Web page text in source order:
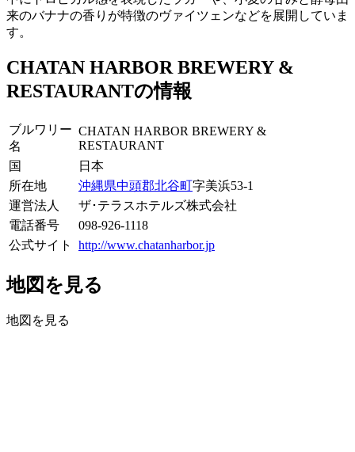
来のバナナの香りが特徴のヴァイツェンなどを展開していま
す。
CHATAN HARBOR BREWERY &
RESTAURANTの情報
ブルワリー
名
CHATAN HARBOR BREWERY &
RESTAURANT
国
日本
所在地
沖縄県中頭郡北谷町字美浜53-1
運営法人
ザ･テラスホテルズ株式会社
電話番号
098-926-1118
公式サイト
http://www.chatanharbor.jp
地図を見る
地図を見る